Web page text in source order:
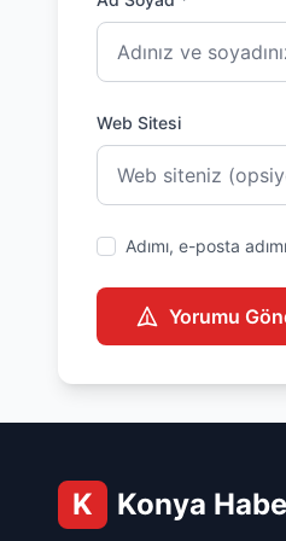
Web Sitesi
Adımı, e-posta
Yorumu
K Konya